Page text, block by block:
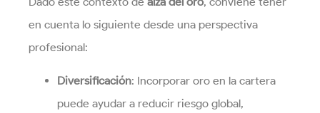
en cuenta lo siguiente desde una perspectiva
profesional:
Diversificación: Incorporar oro en la cartera
puede ayudar a reducir riesgo global,